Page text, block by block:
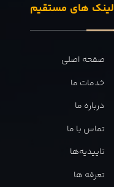
لینک های مستقیم
صفحه اصلی
خدمات ما
درباره ما
تماس با ما
تاییدیه‌ها
تعرفه ها